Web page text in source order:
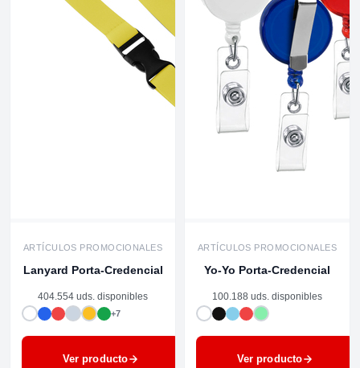
ARTÍCULOS PROMOCIONALES
Lanyard Porta-Credencial
404.554 uds. disponibles
+7
Ver producto
ARTÍCULOS PROMOCIONALES
Yo-Yo Porta-Credencial
100.188 uds. disponibles
Ver producto